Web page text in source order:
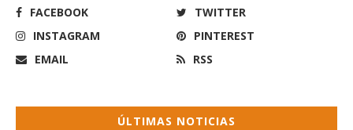
FACEBOOK
TWITTER
INSTAGRAM
PINTEREST
EMAIL
RSS
ÚLTIMAS NOTICIAS